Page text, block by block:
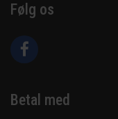
Følg os
Betal med